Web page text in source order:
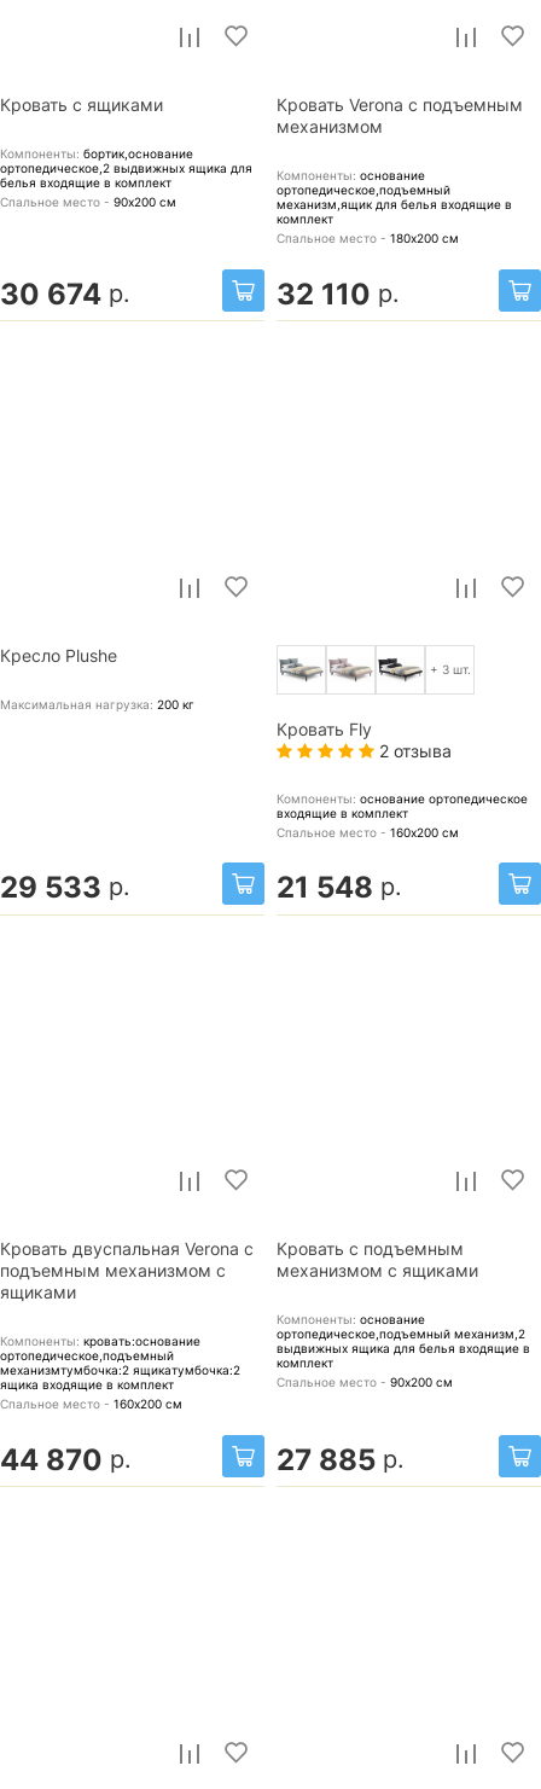
Кровать с ящиками
Компоненты: бортик,основание
ортопедическое,2 выдвижных ящика для
белья входящие в комплект
Спальное место - 90х200 см
30 674 р.
Кровать Verona с подъемным
механизмом
Компоненты: основание
ортопедическое,подъемный
механизм,ящик для белья входящие в
комплект
Спальное место - 180х200 см
32 110 р.
Кресло Plushe
Максимальная нагрузка: 200 кг
29 533 р.
+ 3 шт.
Кровать Fly
2 отзыва
Компоненты: основание ортопедическое
входящие в комплект
Спальное место - 160х200 см
21 548 р.
Кровать двуспальная Verona с
подъемным механизмом с
ящиками
Компоненты: кровать:основание
ортопедическое,подъемный
механизмтумбочка:2 ящикатумбочка:2
ящика входящие в комплект
Спальное место - 160х200 см
44 870 р.
Кровать с подъемным
механизмом с ящиками
Компоненты: основание
ортопедическое,подъемный механизм,2
выдвижных ящика для белья входящие в
комплект
Спальное место - 90х200 см
27 885 р.